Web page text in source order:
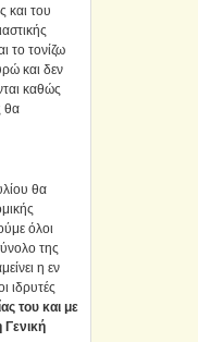
και του
το τονίζω
και δεν
καθώς
θα
θα
όλοι
της
η εν
ιδρυτές
του και με